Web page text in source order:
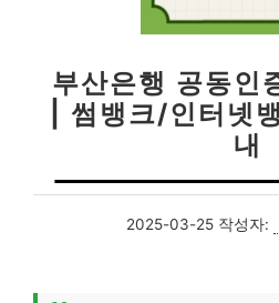
부산은행 공동인
| 썸뱅크/인터넷
내
2025-03-25 작성자: